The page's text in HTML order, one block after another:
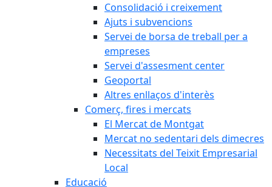
Consolidació i creixement
Ajuts i subvencions
Servei de borsa de treball per a
empreses
Servei d'assesment center
Geoportal
Altres enllaços d'interès
Comerç, fires i mercats
El Mercat de Montgat
Mercat no sedentari dels dimecres
Necessitats del Teixit Empresarial
Local
Educació